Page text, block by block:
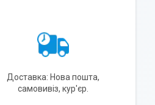
Доставка: Нова пошта,
самовивіз, кур'єр.